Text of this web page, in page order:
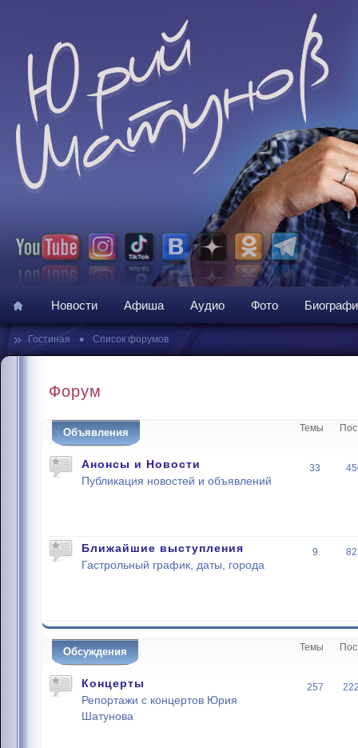
Новости Афиша Аудио Фото
» Гостиная • Список форумов
Форум
Объявления Темы
Анонсы и Новости
Публикация новостей и объявлений
33
Ближайшие выступления
Гастрольный график, даты, города
9
Обсуждения Темы
Концерты
Репортажи с концертов Юрия
Шатунова
257